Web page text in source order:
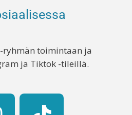
ryhmän toimintaan ja
ja Tiktok -tileillä.